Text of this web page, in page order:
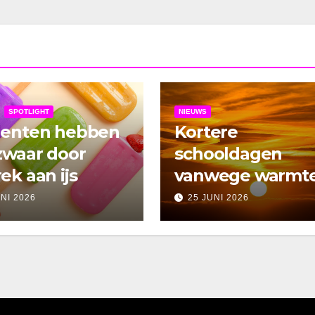
SPOTLIGHT
hebben
door
aan ijs
2026
NIEUWS
Kortere
schooldagen
vanwege
25 JUNI 2026